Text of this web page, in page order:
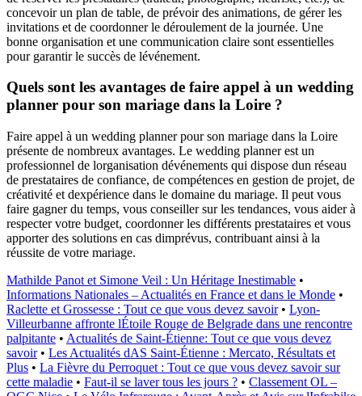
concevoir un plan de table, de prévoir des animations, de gérer les
invitations et de coordonner le déroulement de la journée. Une
bonne organisation et une communication claire sont essentielles
pour garantir le succès de lévénement.
Quels sont les avantages de faire appel à un wedding
planner pour son mariage dans la Loire ?
Faire appel à un wedding planner pour son mariage dans la Loire
présente de nombreux avantages. Le wedding planner est un
professionnel de lorganisation dévénements qui dispose dun réseau
de prestataires de confiance, de compétences en gestion de projet, de
créativité et dexpérience dans le domaine du mariage. Il peut vous
faire gagner du temps, vous conseiller sur les tendances, vous aider à
respecter votre budget, coordonner les différents prestataires et vous
apporter des solutions en cas dimprévus, contribuant ainsi à la
réussite de votre mariage.
Mathilde Panot et Simone Veil : Un Héritage Inestimable •
Informations Nationales – Actualités en France et dans le Monde •
Raclette et Grossesse : Tout ce que vous devez savoir• Lyon-
Villeurbanne affronte lÉtoile Rouge de Belgrade dans une rencontre
palpitante • Actualités de Saint-Étienne: Tout ce que vous devez
savoir• Les Actualités dAS Saint-Étienne : Mercato, Résultats et
Plus • La Fièvre du Perroquet : Tout ce que vous devez savoir sur
cette maladie • Faut-il se laver tous les jours ? • Classement OL –